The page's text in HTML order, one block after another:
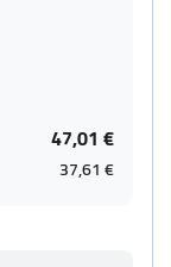
47,01 €
37,61 €